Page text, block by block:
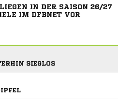
IN DER SAISON 26/27
IM DFBNET VOR
SIEGLOS